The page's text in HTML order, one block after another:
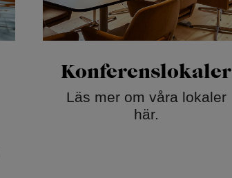
Konferenslokaler
Läs mer om våra lokaler
här.